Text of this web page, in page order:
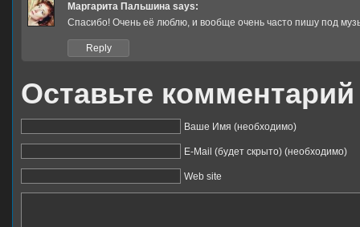
Маргарита Пальшина says:
Спасибо! Очень её люблю, и вообще очень часто пишу под
Reply
Оставьте комментарий
Ваше Имя (необходимо)
E-Mail (будет скрыто) (необходимо)
Web site